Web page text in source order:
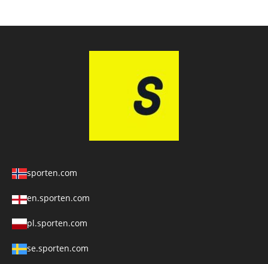
sporten.com
en.sporten.com
pl.sporten.com
se.sporten.com